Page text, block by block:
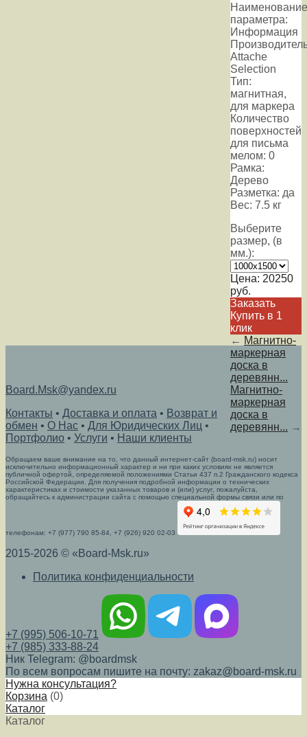
Наименование
параметра:
Информация
Attache
Selection
Тип:
магнитная,
для маркера
Количество
поверхностей
для письма
мелом: 0
Рамка:
Дерево
Разметка: да
Вес: 7.5 кг
Выберите
размер, (в
мм.):
Цена: 20250
руб.
Заказать
Купить в 1
клик
← Магнитно-
маркерная
доска в
деревянн...
Магнитно-
маркерная
доска в
деревянн... →
Board.Msk@yandex.ru
Контакты • Доставка и оплата • Возврат и
обмен • О Нас • Для Юридических Лиц •
Портфолио • Услуги • Наши клиенты
Обращаем ваше внимание на то, что данный интернет-сайт (board-msk.ru) носит
исключительно информационный характер и ни при каких условиях не является
публичной офертой, определяемой положениями Статьи 437 п.2 Гражданского кодекса
Российской Федерации. Для получения подробной информации о технических
характеристиках и стоимости указанных товаров и (или) услуг, пожалуйста,
обращайтесь к администрации сайта с помощью специальной формы связи или по
телефонам: +7 (977) 790 85-84, +7 (926) 920 02-03
2015-2026 © «Board-Msk.ru»
Политика конфиденциальности
+7 (995) 506-10-71
+7 (985) 333-88-24
Ник Telegram: @boardmsk
По всем вопросам пишите на почту: zakaz@board-msk.ru
Нужна консультация?
Корзина (0)
Каталог
Каталог